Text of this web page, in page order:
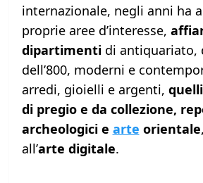
internazionale, negli anni ha
proprie aree d’interesse,
dipartimentidi antiquariato,
dell’800, moderni e
arredi, gioielli e argenti,
di pregio e da collezione,
archeologici e arte orientale
all’arte digitale.